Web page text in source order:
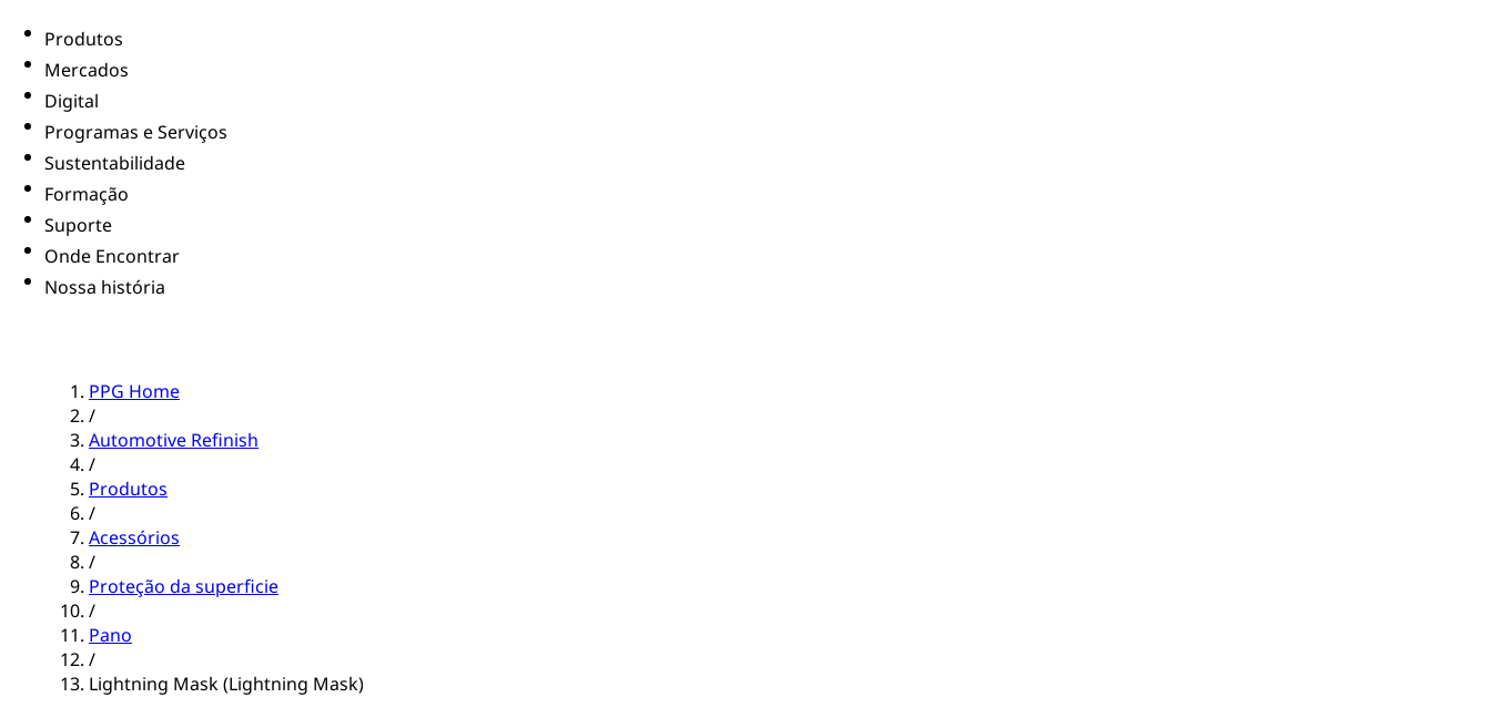
Produtos
Mercados
Digital
Programas e Serviços
Sustentabilidade
Formação
Suporte
Onde Encontrar
Nossa história
PPG Home
/
Automotive Refinish
/
Produtos
/
Acessórios
/
Proteção da superficie
/
Pano
/
Lightning Mask (Lightning Mask)